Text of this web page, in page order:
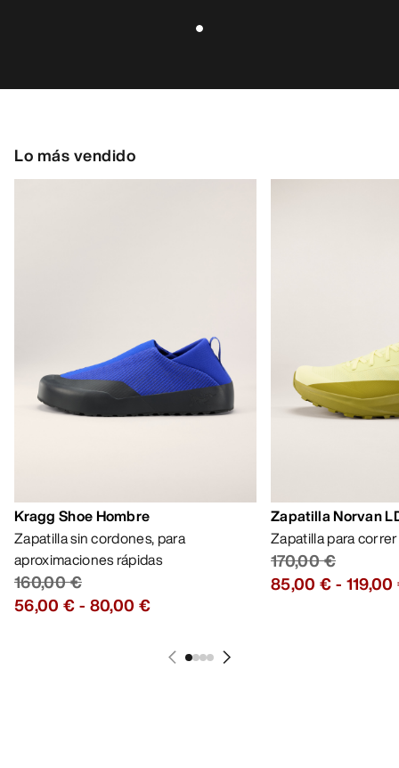
Lo más vendido
Kragg Shoe Hombre
Zapatilla sin cordones, para
aproximaciones rápidas
160,00 €
56,00 €- 80,00 €
Zapatilla Norvan
Zapatilla para
170,00 €
85,00 €-